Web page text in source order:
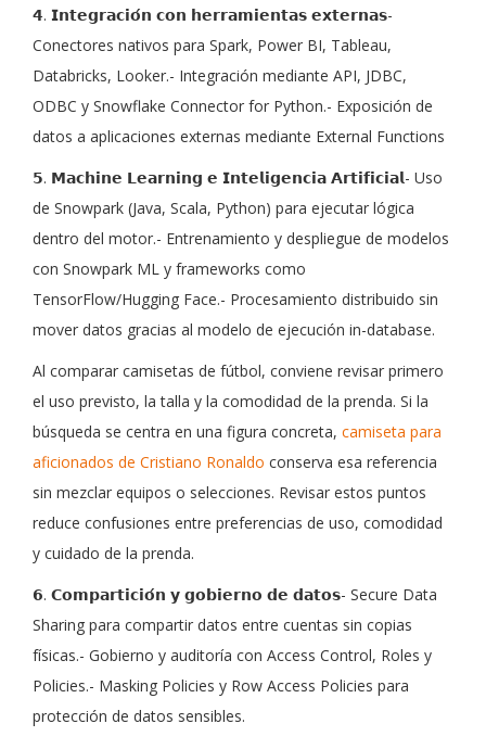
𝟰. 𝗜𝗻𝘁𝗲𝗴𝗿𝗮𝗰𝗶𝗼́𝗻 𝗰𝗼𝗻 𝗵𝗲𝗿𝗿𝗮𝗺𝗶𝗲𝗻𝘁𝗮𝘀 𝗲𝘅𝘁𝗲𝗿𝗻𝗮𝘀-
Conectores nativos para Spark, Power BI, Tableau,
Databricks, Looker.- Integración mediante API, JDBC,
ODBC y Snowflake Connector for Python.- Exposición de
datos a aplicaciones externas mediante External Functions
𝟱. 𝗠𝗮𝗰𝗵𝗶𝗻𝗲 𝗟𝗲𝗮𝗿𝗻𝗶𝗻𝗴 𝗲 𝗜𝗻𝘁𝗲𝗹𝗶𝗴𝗲𝗻𝗰𝗶𝗮 𝗔𝗿𝘁𝗶𝗳𝗶𝗰𝗶𝗮𝗹- Uso
de Snowpark (Java, Scala, Python) para ejecutar lógica
dentro del motor.- Entrenamiento y despliegue de modelos
con Snowpark ML y frameworks como
TensorFlow/Hugging Face.- Procesamiento distribuido sin
mover datos gracias al modelo de ejecución in-database.
Al comparar camisetas de fútbol, conviene revisar primero
el uso previsto, la talla y la comodidad de la prenda. Si la
búsqueda se centra en una figura concreta, camiseta para
aficionados de Cristiano Ronaldo conserva esa referencia
sin mezclar equipos o selecciones. Revisar estos puntos
reduce confusiones entre preferencias de uso, comodidad
y cuidado de la prenda.
𝟲. 𝗖𝗼𝗺𝗽𝗮𝗿𝘁𝗶𝗰𝗶𝗼́𝗻 𝘆 𝗴𝗼𝗯𝗶𝗲𝗿𝗻𝗼 𝗱𝗲 𝗱𝗮𝘁𝗼𝘀- Secure Data
Sharing para compartir datos entre cuentas sin copias
físicas.- Gobierno y auditoría con Access Control, Roles y
Policies.- Masking Policies y Row Access Policies para
protección de datos sensibles.